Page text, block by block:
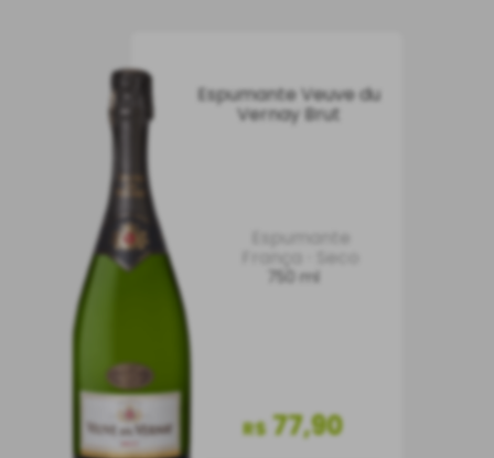
Espumante Veuve du
Vernay Brut
Espumante
Seco
750 ml
R$ 77,90